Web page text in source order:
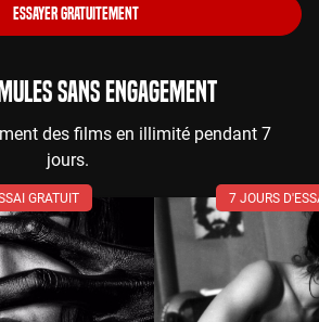
ESSAYER GRATUITEMENT
SANS ENGAGEMENT
des films en illimité pendant 7
jours.
GRATUIT 7 JOURS